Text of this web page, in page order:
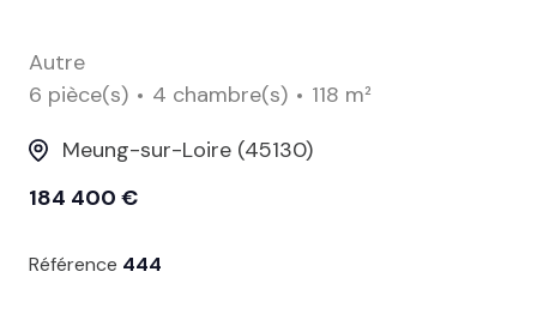
Autre
6 pièce(s)
4 chambre(s)
118 m²
Meung-sur-Loire (45130)
184 400 €
Référence 444